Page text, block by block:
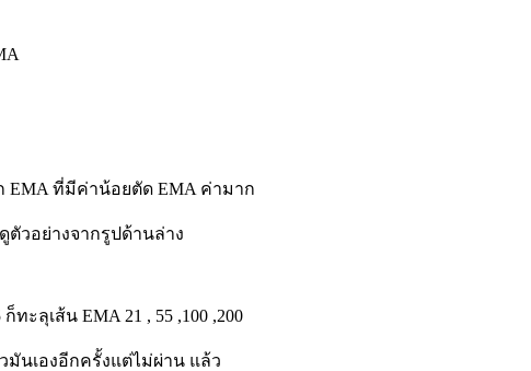
EMA ที่มีค่าน้อยตัด EMA ค่ามาก
ตัวอย่างจากรูปด้านล่าง
ลุเส้น EMA 21 , 55 ,100 ,200
มันเองอีกครั้งแต่ไม่ผ่าน แล้ว